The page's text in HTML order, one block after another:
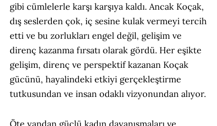
gibi cümlelerle karşı karşıya kaldı. Ancak Koçak,
dış seslerden çok, iç sesine kulak vermeyi tercih
etti ve bu zorlukları engel değil, gelişim ve
direnç kazanma fırsatı olarak gördü. Her eşikte
gelişim, direnç ve perspektif kazanan Koçak
gücünü, hayalindeki etkiyi gerçekleştirme
tutkusundan ve insan odaklı vizyonundan alıyor.